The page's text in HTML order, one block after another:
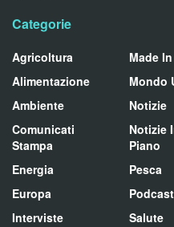
Categorie
Agricoltura
Alimentazione
Ambiente
Comunicati
Stampa
Energia
Europa
Interviste
Made
Mondo
Notizie
Notizie
Piano
Pesca
Podcast
Salute